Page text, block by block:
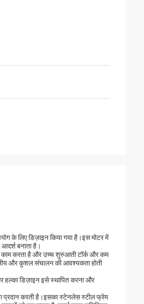
के लिए डिज़ाइन किया गया है।इस मोटर में
बनाता है।
काम करता है और उच्च शुरुआती टॉर्क और कम
और कुशल संचालन की आवश्यकता होती
हल्का डिज़ाइन इसे स्थापित करना और
प्रदान करती है।इसका स्टेनलेस स्टील फ्रेम